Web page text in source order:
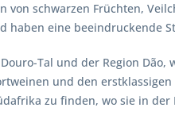
schwarzen Früchten,
haben eine beeindruckende
Tal und der Region Dão,
und den
zu finden, wo sie in der